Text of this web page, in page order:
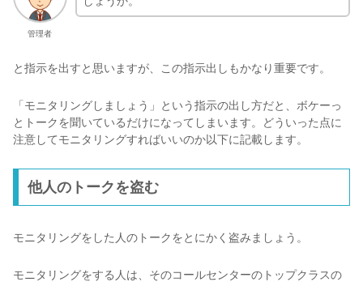
管理者
と指示を出すと思いますが、この指示出しもかなり重要です。
「モニタリングしましょう」という指示の出し方だと、ボケーっ
とトークを聞いているだけになってしまいます。どういった点に
注意してモニタリングすればいいのか以下に記載します。
他人のトークを盗む
モニタリングをした人のトークをとにかく盗みましょう。
モニタリングをする人は、そのコールセンターのトップクラスの